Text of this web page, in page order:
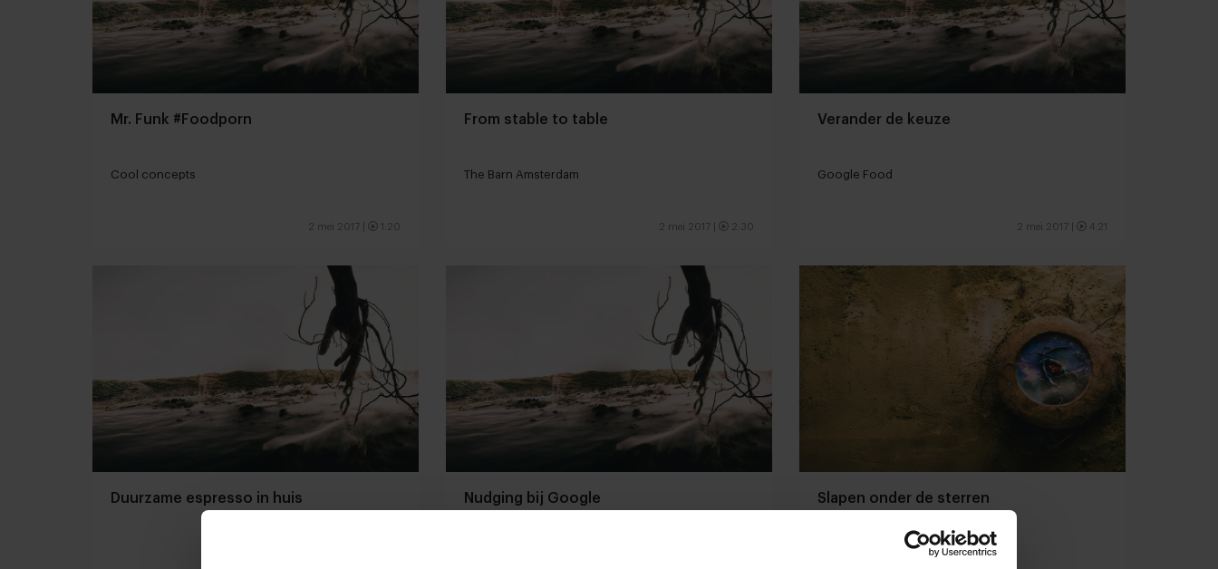
Mr. Funk #Foodporn
Cool concepts
2 mei 2017 1:20
From stable to table
The Barn Amsterdam
2 mei 2017 2:30
Verander de keuze
Google Food
2 mei 2017 4:21
Duurzame espresso in huis Nudging bij Google Slapen onder de sterren